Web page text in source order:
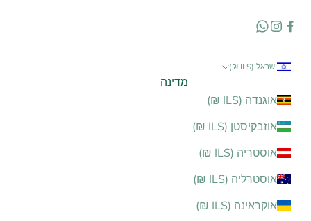
ישראל (ILS ₪)
מדינה
אוגנדה (ILS ₪)
אוזבקיסטן (ILS ₪)
אוסטריה (ILS ₪)
אוסטרליה (ILS ₪)
אוקראינה (ILS ₪)